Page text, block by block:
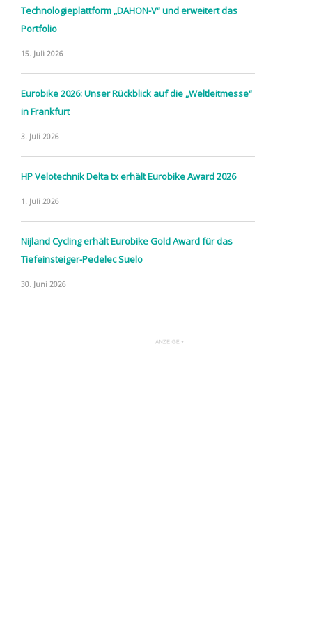
Technologieplattform „DAHON-V“ und erweitert das
Portfolio
15. Juli 2026
Eurobike 2026: Unser Rückblick auf die „Weltleitmesse“
in Frankfurt
3. Juli 2026
HP Velotechnik Delta tx erhält Eurobike Award 2026
1. Juli 2026
Nijland Cycling erhält Eurobike Gold Award für das
Tiefeinsteiger-Pedelec Suelo
30. Juni 2026